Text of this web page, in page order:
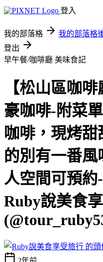
登入
我的部落格 我的部落格
登出
早午餐/咖啡廳 美味食記
【松山區咖
豪咖啡-附菜
咖啡，現烤
的別有一番
人空間可預約
Ruby說美食